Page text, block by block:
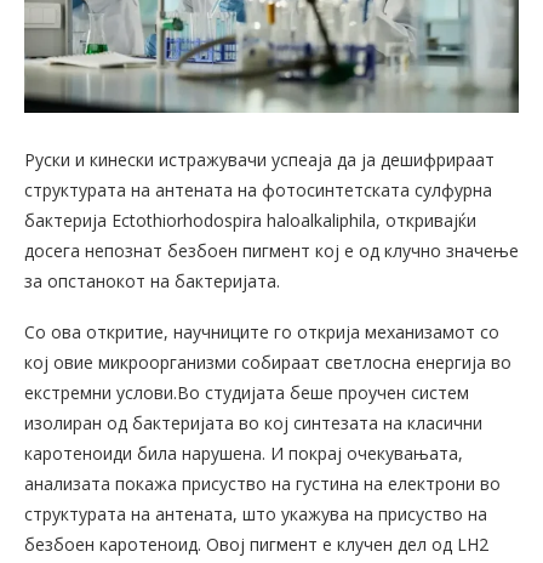
Руски и кинески истражувачи успеаја да ја дешифрираат
структурата на антената на фотосинтетската сулфурна
бактерија Ectothiorhodospira haloalkaliphila, откривајќи
досега непознат безбоен пигмент кој е од клучно значење
за опстанокот на бактеријата.
Со ова откритие, научниците го открија механизамот со
кој овие микроорганизми собираат светлосна енергија во
екстремни услови.Во студијата беше проучен систем
изолиран од бактеријата во кој синтезата на класични
каротеноиди била нарушена. И покрај очекувањата,
анализата покажа присуство на густина на електрони во
структурата на антената, што укажува на присуство на
безбоен каротеноид. Овој пигмент е клучен дел од LH2